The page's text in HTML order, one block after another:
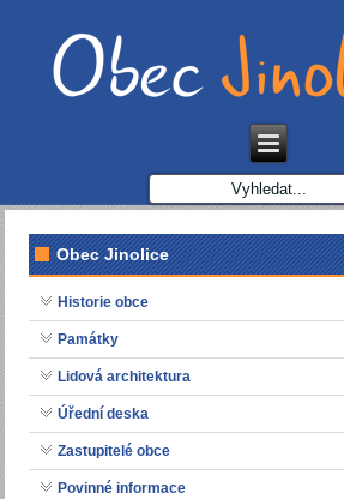
Obec Jinolice
Historie obce
Památky
Lidová architektura
Úřední deska
Zastupitelé obce
Povinné informace